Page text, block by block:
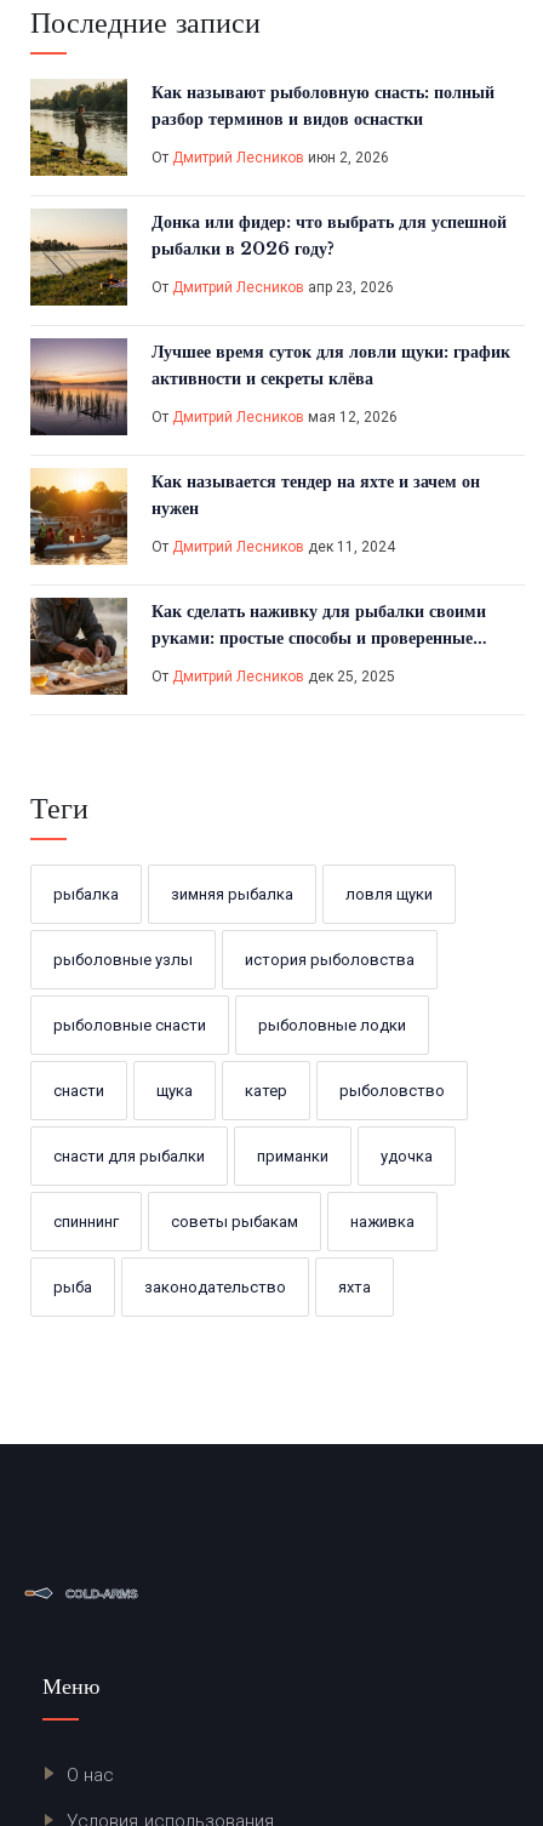
Последние записи
Как называют рыболовную снасть: полный
разбор терминов и видов оснастки
От Дмитрий Лесников июн 2, 2026
Донка или фидер: что выбрать для успешной
рыбалки в 2026 году?
От Дмитрий Лесников апр 23, 2026
Лучшее время суток для ловли щуки: график
активности и секреты клёва
От Дмитрий Лесников мая 12, 2026
Как называется тендер на яхте и зачем он
нужен
От Дмитрий Лесников дек 11, 2024
Как сделать наживку для рыбалки своими
руками: простые способы и проверенные
От Дмитрий Лесников дек 25, 2025
Теги
рыбалка зимняя рыбалка ловля щуки
рыболовные узлы история рыболовства
рыболовные снасти рыболовные лодки
снасти щука катер рыболовство
снасти для рыбалки приманки удочка
спиннинг советы рыбакам наживка
рыба законодательство яхта
Меню
О нас
Условия использования